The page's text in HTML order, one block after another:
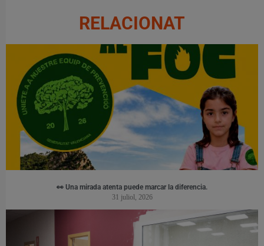
RELACIONAT
👀 Una mirada atenta puede marcar la diferencia.
31 juliol, 2026